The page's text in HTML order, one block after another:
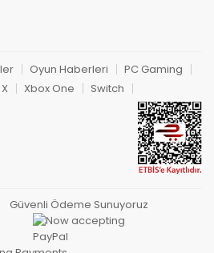
Oyun Haberleri
PC Gaming
Xbox One Switch
Güvenli Ödeme Sunuyoruz